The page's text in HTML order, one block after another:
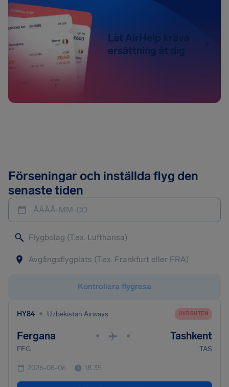
Låt AirHelp kräva
ersättning åt dig
Förseningar och inställda flyg den
senaste tiden
ÅÅÅÅ-MM-DD
Kontrollera flygresa
HY84 • Uzbekistan Airways AVBRUTEN
Fergana • • Tashkent
FEG TAS
2026-08-06 18:35